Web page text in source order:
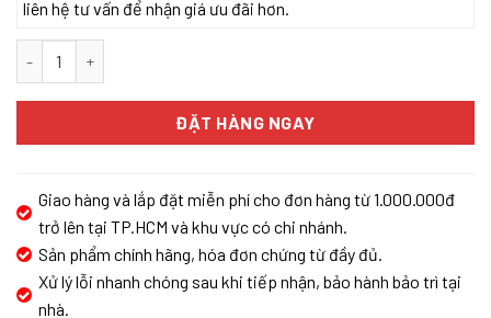
liên hệ tư vấn để nhận giá ưu đãi hơn.
ĐẶT HÀNG NGAY
Giao hàng và lắp đặt miễn phí cho đơn hàng từ 1.000.000đ
trở lên tại TP.HCM và khu vực có chi nhánh.
Sản phẩm chính hãng, hóa đơn chứng từ đầy đủ.
Xử lý lỗi nhanh chóng sau khi tiếp nhận, bảo hành bảo trì tại
nhà.